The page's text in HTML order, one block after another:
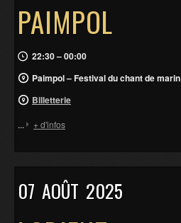
PAIMPOL
22:30 – 00:00
Paimpol – Festival du chant de marin
Billetterie
... + d'infos
07 AOÛT 2025